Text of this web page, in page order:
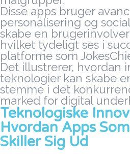
Disse apps bruger
personalisering og
skabe en
hvilket tydeligt ses i
platforme som
Det illustrerer, hvordan
teknologier kan skabe
stemme i det
marked for digital
Teknologiske
Hvordan Apps
Skiller Sig Ud